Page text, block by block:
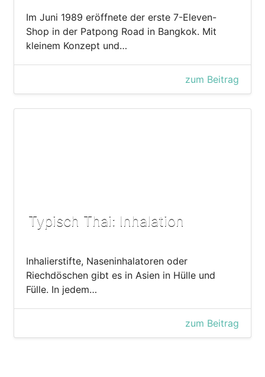
Im Juni 1989 eröffnete der erste 7-Eleven-
Shop in der Patpong Road in Bangkok. Mit
kleinem Konzept und…
zum Beitrag
Typisch Thai: Inhalation
Inhalierstifte, Naseninhalatoren oder
Riechdöschen gibt es in Asien in Hülle und
Fülle. In jedem…
zum Beitrag